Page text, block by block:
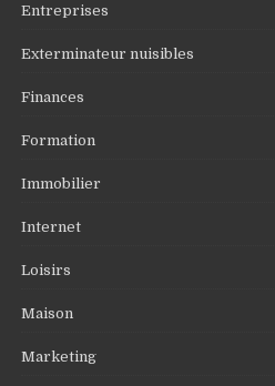
Entreprises
Exterminateur nuisibles
Finances
Formation
Immobilier
Internet
Loisirs
Maison
Marketing